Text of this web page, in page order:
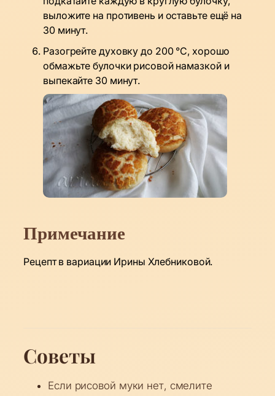
выложите на противень и оставьте ещё на
30 минут.
Разогрейте духовку до 200 °C, хорошо
обмажьте булочки рисовой намазкой и
выпекайте 30 минут.
Примечание
Рецепт в вариации Ирины Хлебниковой.
Советы
Если рисовой муки нет, смелите